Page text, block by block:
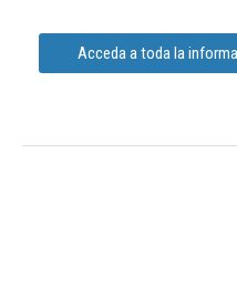
Acceda a toda la